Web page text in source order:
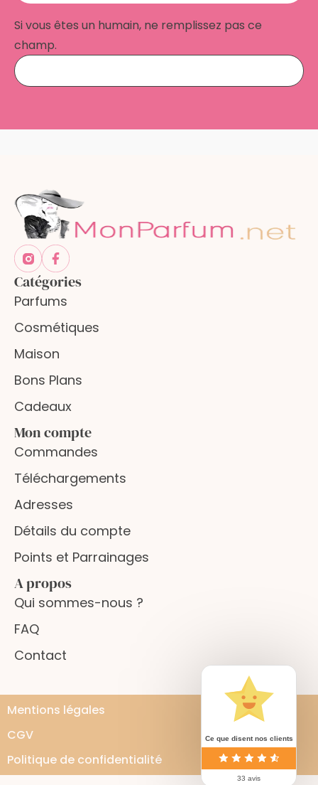
Si vous êtes un humain, ne remplissez pas ce
champ.
Catégories
Parfums
Cosmétiques
Maison
Bons Plans
Cadeaux
Mon compte
Commandes
Téléchargements
Adresses
Détails du compte
Points et Parrainages
A propos
Qui sommes-nous ?
FAQ
Contact
Mentions légales
CGV
Politique de confidentialité
Ce que disent nos clients
33 avis